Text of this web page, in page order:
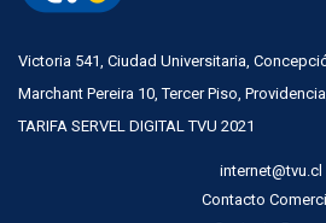
Victoria 541, Ciudad Universitaria,
Marchant Pereira 10, Tercer Piso,
TARIFA SERVEL DIGITAL TVU 2021
internet@tvu.cl
Contacto